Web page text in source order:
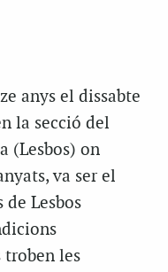
anys el dissabte
la secció del
(Lesbos) on
va ser el
Lesbos
troben les